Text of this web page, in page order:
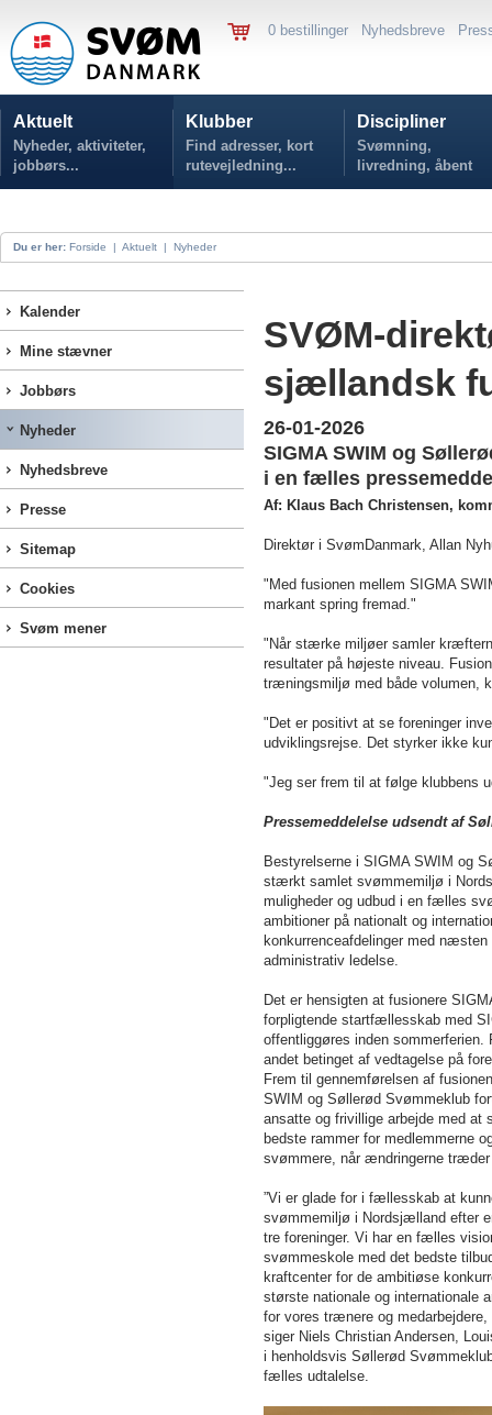
0 bestillinger Nyhedsbreve
Aktuelt
Nyheder, aktiviteter,
jobbørs...
Klubber
Find adresser, kort
rutevejledning...
Discipliner
Svømning,
livredning, åbent
vand...
Du er her: Forside | Aktuelt | Nyheder
Kalender
Mine stævner
Jobbørs
Nyheder
Nyhedsbreve
Presse
Sitemap
Cookies
Svøm mener
SVØM-
sjællandsk
26-01-2026
SIGMA SWIM og
i en fælles
Af: Klaus Bach Christensen,
Direktør i SvømDanmark, Allan
"Med fusionen mellem SIGMA
markant spring fremad."
"Når stærke miljøer samler
resultater på højeste niveau.
træningsmiljø med både volumen,
"Det er positivt at se foreninger
udviklingsrejse. Det styrker ikke
"Jeg ser frem til at følge klubbens
Pressemeddelelse udsendt af
Bestyrelserne i SIGMA SWIM og
stærkt samlet svømmemiljø i
muligheder og udbud i en fælles
ambitioner på nationalt og
konkurrenceafdelinger med
administrativ ledelse.
Det er hensigten at fusionere
forpligtende startfællesskab med
offentliggøres inden
andet betinget af vedtagelse på
Frem til gennemførelsen af
SWIM og Søllerød Svømmeklub
ansatte og frivillige arbejde med at
bedste rammer for medlemmerne
svømmere, når ændringerne
”Vi er glade for i fællesskab at
svømmemiljø i Nordsjælland efter
tre foreninger. Vi har en fælles
svømmeskole med det bedste
kraftcenter for de ambitiøse
største nationale og internationale
for vores trænere og
siger Niels Christian Andersen,
i henholdsvis Søllerød
fælles udtalelse.